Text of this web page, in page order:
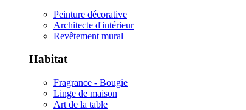
Peinture décorative
Architecte d'intérieur
Revêtement mural
Habitat
Fragrance - Bougie
Linge de maison
Art de la table